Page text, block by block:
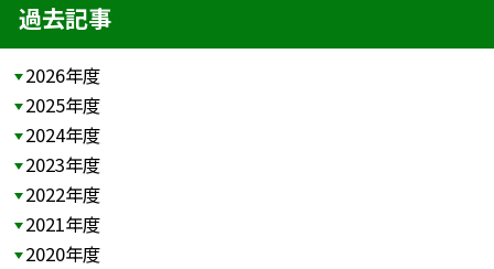
過去記事
2026年度
2025年度
2024年度
2023年度
2022年度
2021年度
2020年度